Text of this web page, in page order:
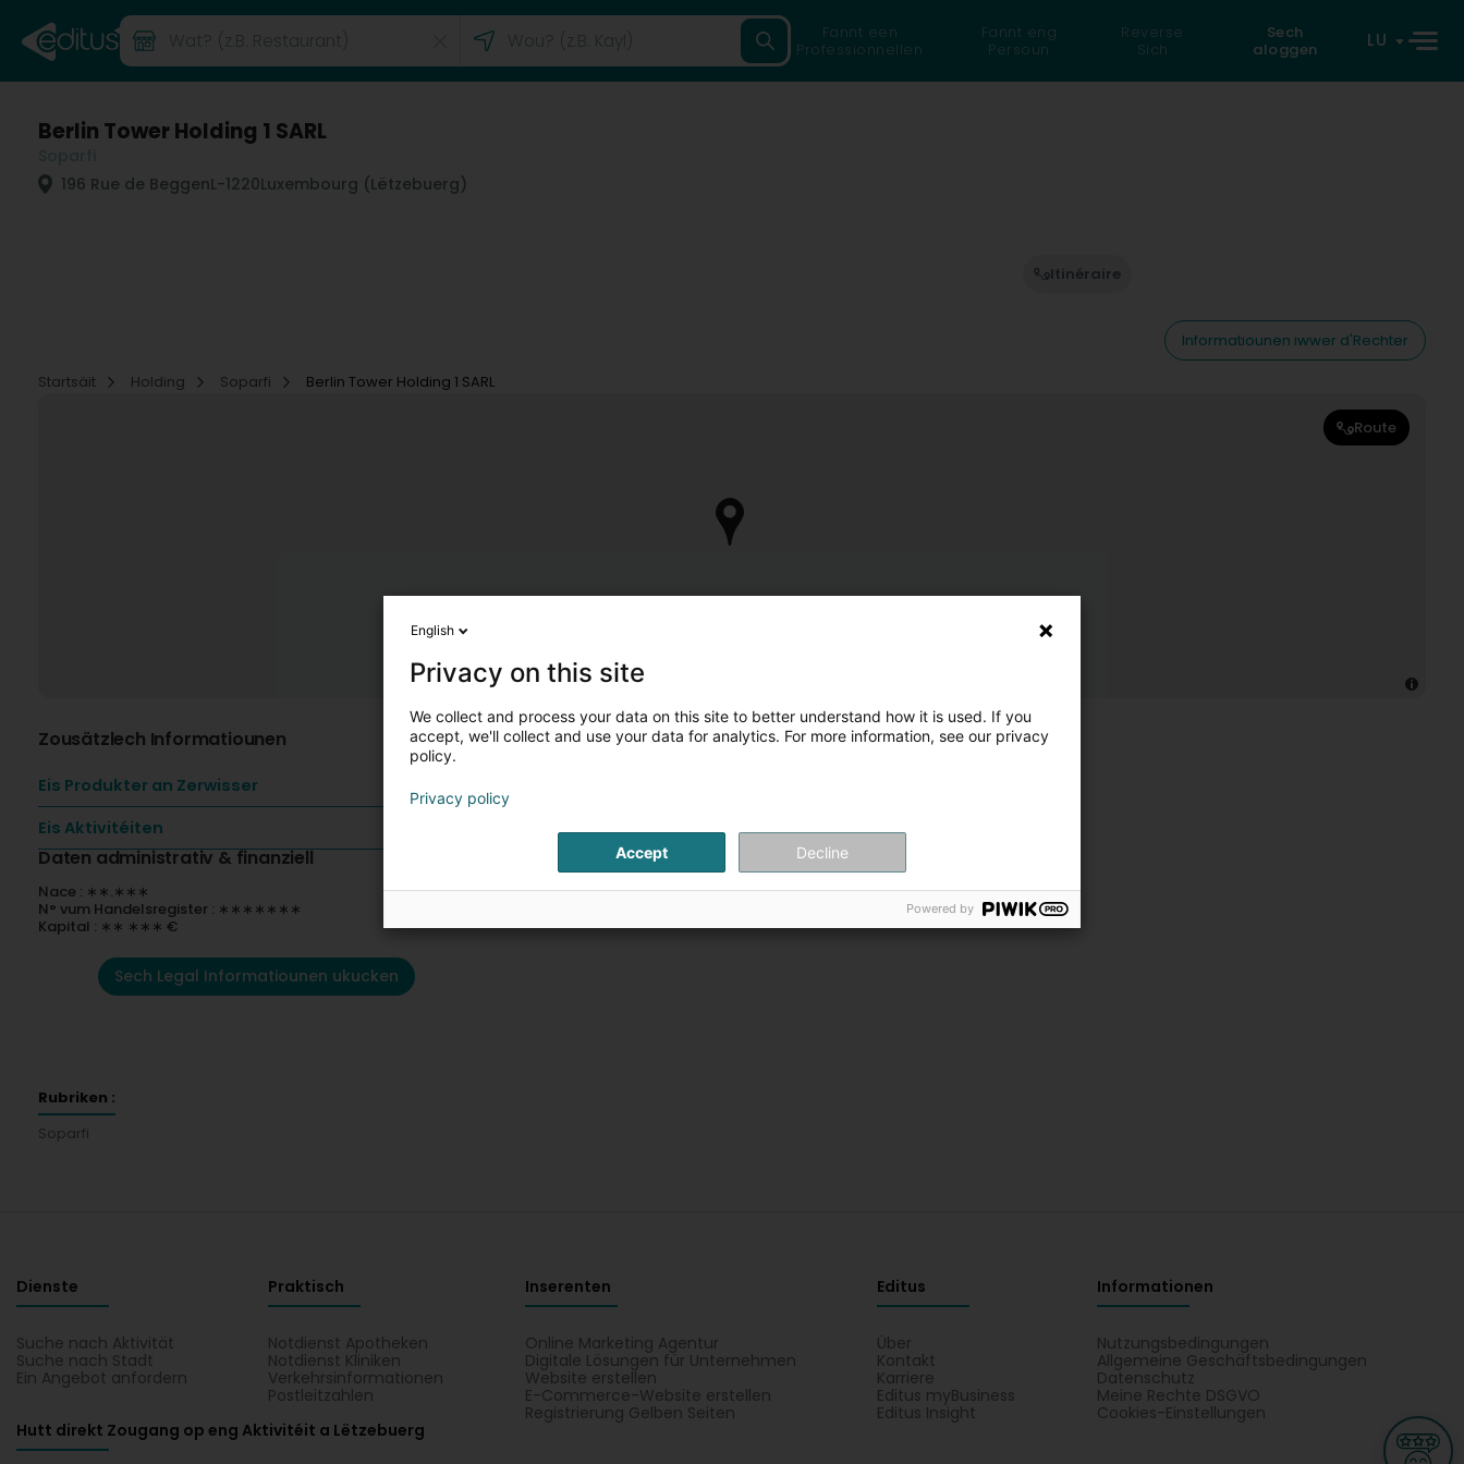
Fannt een
Professionnellen
Fannt eng
Persoun
Reverse
Sich
Sech
aloggen
LU
Berlin Tower Holding 1 SARL
196 Rue de BeggenL-1220Luxembourg (Lëtzebuerg)
Itinéraire
Informatiounen iwwer d'Rechter
Startsäit
Holding Soparfi Berlin Tower Holding 1 SARL
Route
Zousätzlech Informatiounen
Eis Produkter an Zerwisser
Eis Aktivitéiten
Daten administrativ & finanziell
Nace : ∗∗.∗∗∗
N° vum Handelsregister : ∗∗∗∗∗∗∗
Kapital : ∗∗ ∗∗∗ €
Sech Legal Informatiounen ukucken
Rubriken :
Soparfi
Dienste
Suche nach Aktivität
Suche nach Stadt
Ein Angebot anfordern
Praktisch
Notdienst Apotheken
Notdienst Kliniken
Verkehrsinformationen
Postleitzahlen
Inserenten
Online Marketing Agentur
Digitale Lösungen für Unternehmen
Website erstellen
E-Commerce-Website erstellen
Registrierung Gelben Seiten
Editus
Über
Kontakt
Karriere
Editus myBusiness
Editus Insight
Informationen
Nutzungsbedingungen
Allgemeine Geschäftsbedingungen
Datenschutz
Meine Rechte DSGVO
Cookies-Einstellungen
Hutt direkt Zougang op eng Aktivitéit a Lëtzebuerg
English
Privacy on this site
We collect and process your data on this site to better understand how it is used. If you
accept, we'll collect and use your data for analytics. For more information, see our privacy
policy.
Privacy policy
Accept Decline
Powered by